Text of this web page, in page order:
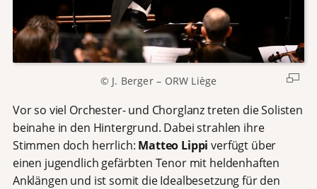
© J. Berger – ORW Liège
Vor so viel Orchester- und Chorglanz treten die Solisten
beinahe in den Hintergrund. Dabei strahlen ihre
Stimmen doch herrlich: Matteo Lippi verfügt über
einen jugendlich gefärbten Tenor mit heldenhaften
Anklängen und ist somit die Idealbesetzung für den